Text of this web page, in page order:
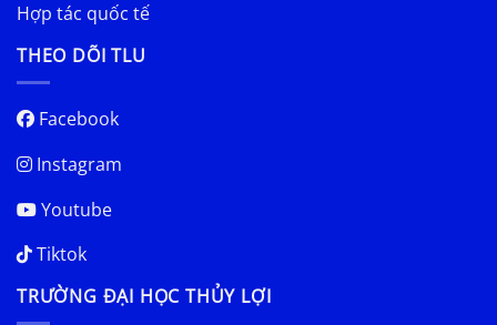
Hợp tác quốc tế
THEO DÕI TLU
Facebook
Instagram
Youtube
Tiktok
TRƯỜNG ĐẠI HỌC THỦY LỢI